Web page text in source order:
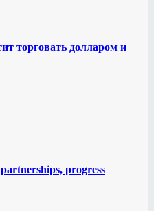
торговать долларом и
progress